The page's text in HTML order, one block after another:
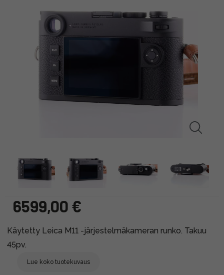
6599,00 €
Käytetty Leica M11 -järjestelmäkameran runko. Takuu
45pv.
Lue koko tuotekuvaus